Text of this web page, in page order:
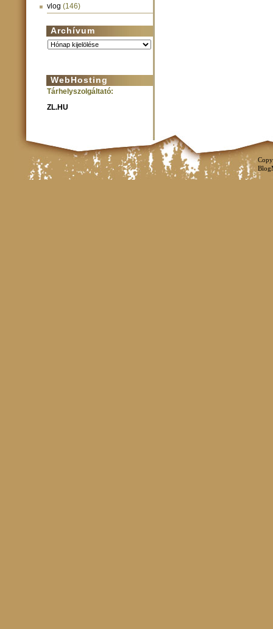
vlog (146)
Archívum
Archívum
WebHosting
Tárhelyszolgáltató:
ZL.HU